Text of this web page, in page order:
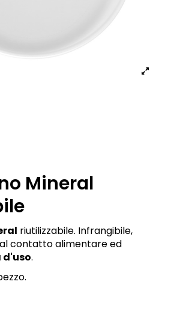
Mineral
riutilizzabile. Infrangibile,
contatto alimentare ed
.